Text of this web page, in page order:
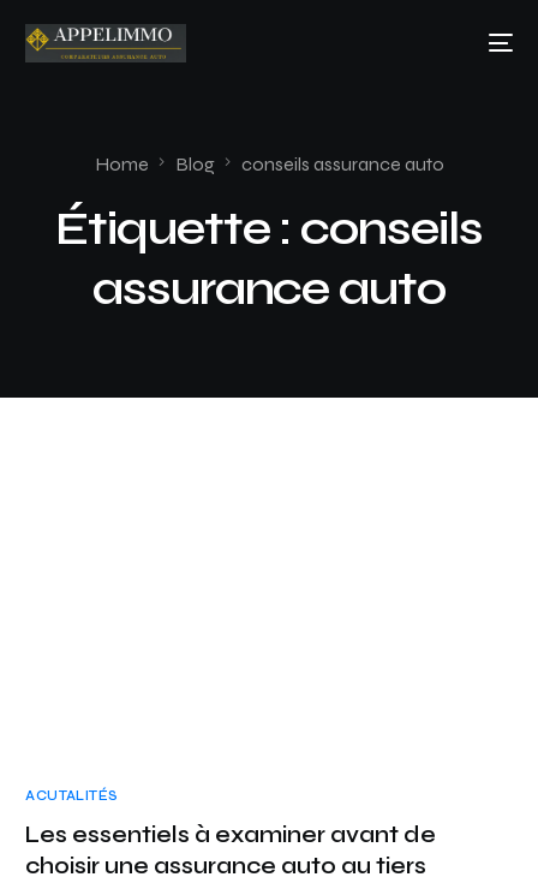
Home Blog conseils assurance auto
Étiquette : conseils
assurance auto
ACUTALITÉS
Les essentiels à examiner avant de
choisir une assurance auto au tiers